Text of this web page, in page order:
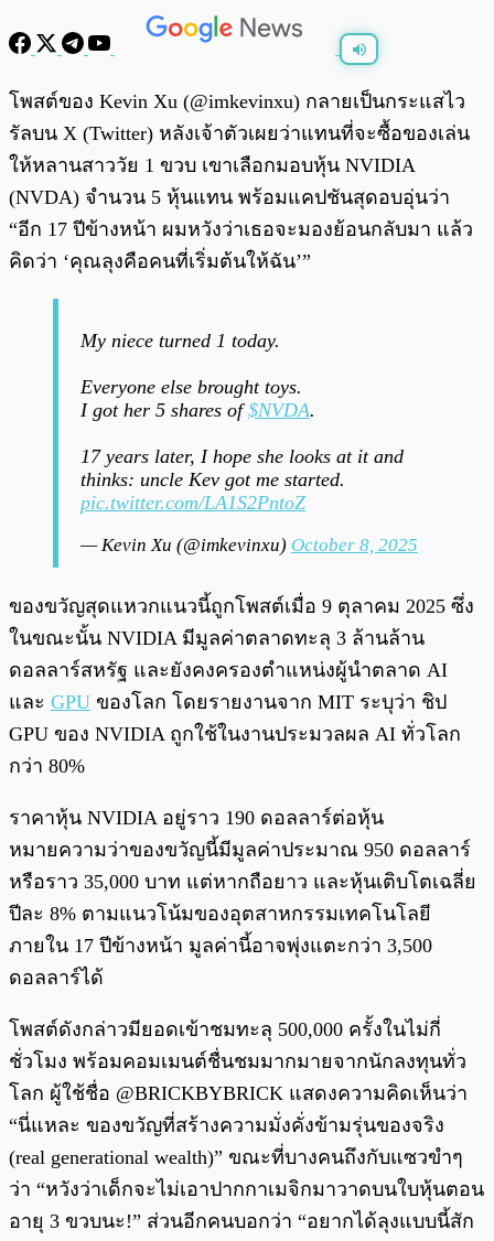
0:00
โพสต์ของ Kevin Xu (@imkevinxu) กลายเป็นกระแสไว
รัลบน X (Twitter) หลังเจ้าตัวเผยว่าแทนที่จะซื้อของเล่น
ให้หลานสาววัย 1 ขวบ เขาเลือกมอบหุ้น NVIDIA
(NVDA) จำนวน 5 หุ้นแทน พร้อมแคปชันสุดอบอุ่นว่า
“อีก 17 ปีข้างหน้า ผมหวังว่าเธอจะมองย้อนกลับมา แล้ว
คิดว่า ‘คุณลุงคือคนที่เริ่มต้นให้ฉัน’”
My niece turned 1 today.
Everyone else brought toys.
I got her 5 shares of$NVDA.
17 years later, I hope she looks at it and
thinks: uncle Kev got me started.
pic.twitter.com/LA1S2PntoZ
— Kevin Xu (@imkevinxu) October 8, 2025
ของขวัญสุดแหวกแนวนี้ถูกโพสต์เมื่อ 9 ตุลาคม 2025 ซึ่ง
ในขณะนั้น NVIDIA มีมูลค่าตลาดทะลุ 3 ล้านล้าน
ดอลลาร์สหรัฐ และยังคงครองตำแหน่งผู้นำตลาด AI
และ GPU ของโลก โดยรายงานจาก MIT ระบุว่า ชิป
GPU ของ NVIDIA ถูกใช้ในงานประมวลผล AI ทั่วโลก
กว่า 80%
ราคาหุ้น NVIDIA อยู่ราว 190 ดอลลาร์ต่อหุ้น
หมายความว่าของขวัญนี้มีมูลค่าประมาณ 950 ดอลลาร์
หรือราว 35,000 บาท แต่หากถือยาว และหุ้นเติบโตเฉลี่ย
ปีละ 8% ตามแนวโน้มของอุตสาหกรรมเทคโนโลยี
ภายใน 17 ปีข้างหน้า มูลค่านี้อาจพุ่งแตะกว่า 3,500
ดอลลาร์ได้
โพสต์ดังกล่าวมียอดเข้าชมทะลุ 500,000 ครั้งในไม่กี่
ชั่วโมง พร้อมคอมเมนต์ชื่นชมมากมายจากนักลงทุนทั่ว
โลก ผู้ใช้ชื่อ @BRICKBYBRICK แสดงความคิดเห็นว่า
“นี่แหละ ของขวัญที่สร้างความมั่งคั่งข้ามรุ่นของจริง
(real generational wealth)” ขณะที่บางคนถึงกับแซวขำๆ
ว่า “หวังว่าเด็กจะไม่เอาปากกาเมจิกมาวาดบนใบหุ้นตอน
อายุ 3 ขวบนะ!” ส่วนอีกคนบอกว่า “อยากได้ลุงแบบนี้สัก